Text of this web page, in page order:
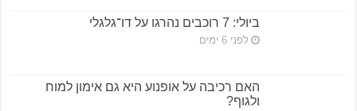
ביולי: 7 רוכבים נהרגו על דו־גלגלי
לפני 6 ימים
האם רכיבה על אופנוע היא גם אימון למוח
ולגוף?